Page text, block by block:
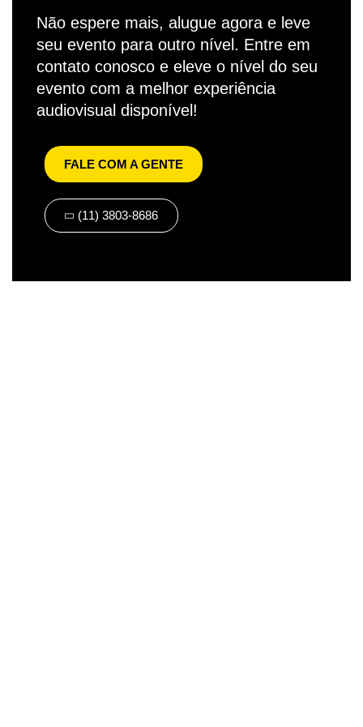
Não espere mais, alugue agora e leve
seu evento para outro nível. Entre em
contato conosco e eleve o nível do seu
evento com a melhor experiência
audiovisual disponível!
FALE COM A GENTE
(11) 3803-8686